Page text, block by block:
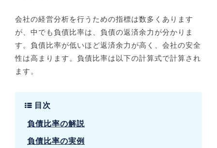
会社の経営分析を行うための指標は数多くあります
が、中でも負債比率は、負債の返済余力が分かりま
す。負債比率が低いほど返済余力が高く、会社の安全
性は高まります。負債比率は以下の計算式で計算され
ます。
目次
負債比率の解説
負債比率の実例